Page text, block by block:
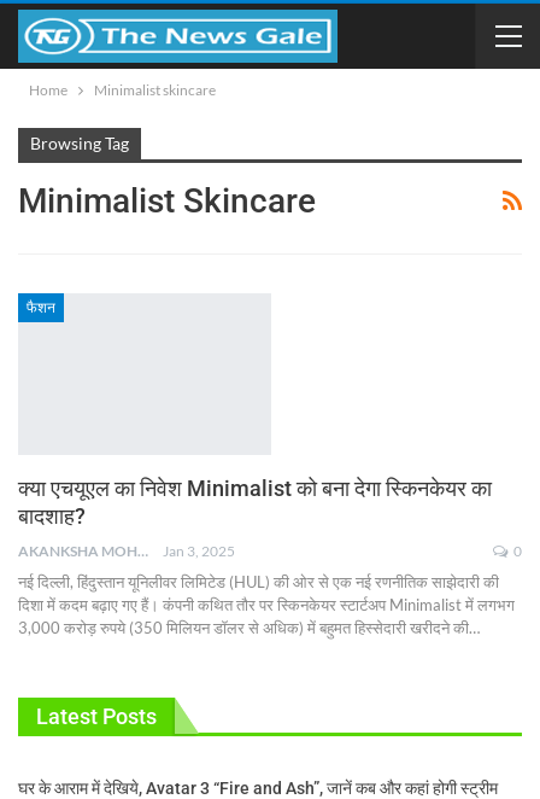
Home Minimalist skincare
Browsing Tag
Minimalist Skincare
फैशन
क्या एचयूएल का निवेश Minimalist को बना देगा स्किनकेयर का
बादशाह?
AKANKSHA MOHAN Jan 3, 2025 0
नई दिल्ली, हिंदुस्तान यूनिलीवर लिमिटेड (HUL) की ओर से एक नई रणनीतिक साझेदारी की
दिशा में कदम बढ़ाए गए हैं। कंपनी कथित तौर पर स्किनकेयर स्टार्टअप Minimalist में लगभग
3,000 करोड़ रुपये (350 मिलियन डॉलर से अधिक) में बहुमत हिस्सेदारी खरीदने की…
Latest Posts
घर के आराम में देखिये, Avatar 3 “Fire and Ash”, जानें कब और कहां होगी स्ट्रीम